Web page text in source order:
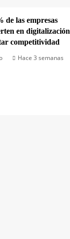
de las empresas
en digitalización
competitividad
Hace 3 semanas